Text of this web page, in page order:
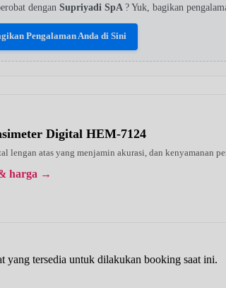
dengan Supriyadi SpA ? Yuk, bagikan
Pengalaman Anda di Sini
Digital HEM-7124
lengan atas yang menjamin akurasi, dan kenyamanan
harga →
yang tersedia untuk dilakukan booking saat ini.